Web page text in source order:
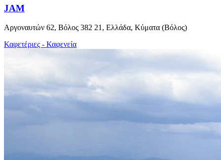
JAM
Αργοναυτών 62, Βόλος 382 21, Ελλάδα, Κύματα (Βόλος)
Καφετέριες - Καφενεία